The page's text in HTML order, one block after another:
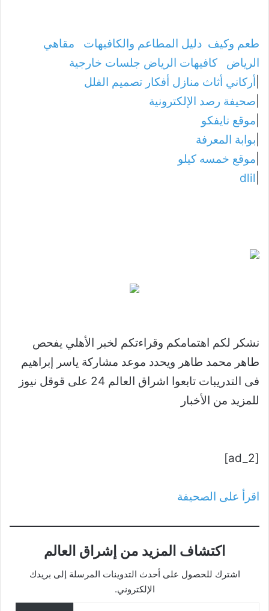
طعم وكيف دليل المطاعم والكافيهات
مقاهي
الرياض
كافيهات الرياض جلسات خارجية
أركاني أثاث منازل أفكار تصميم الفلل
صحيفة رصد الإلكترونية
موقع نايفكو
بوابة المعرفة
موقع خمسه كيلو
dlil
نشكر لكم اهتمامكم وقراءتكم لخبر الأهلي يفحص
طاهر محمد طاهر ويحدد موعد مشاركة ياسر إبراهيم
فى التدريبات تابعوا اشراق العالم 24 على قوقل نيوز
للمزيد من الأخبار
[ad_2]
اقرأ على الصحيفة
اكتشاف المزيد من إشراق العالم
اشترك للحصول على أحدث التدوينات المرسلة إلى بريدك
الإلكتروني.
كتابة بريدك الإلكتروني...